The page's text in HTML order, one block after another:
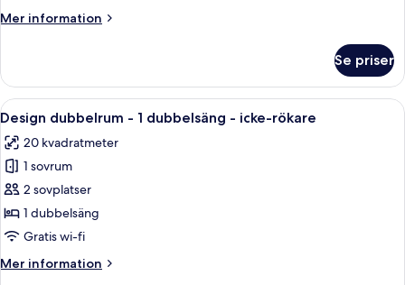
(Patio)
Mer information
Mer
-
icke-
rökare
(Patio)
Se priser
Öppna
alla
foton
för
Design
dubbelrum
-
dubbelsäng
Ett modernt hotellrum med en
5
Design dubbelrum - 1 dubbelsäng - icke-rökare
20 kvadratmeter
1 sovrum
2 sovplatser
1 dubbelsäng
Gratis wi-fi
Mer information
Mer